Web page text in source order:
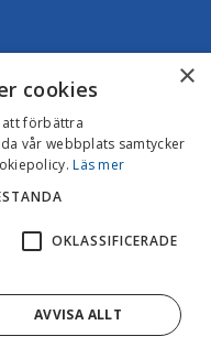
51 Bromma
×
cookies
att förbättra
vår webbplats samtycker
Läs mer
OKLASSIFICERADE
AVVISA ALLT